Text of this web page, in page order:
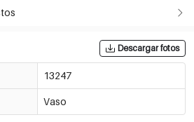
Descargar fotos
13247
Vaso